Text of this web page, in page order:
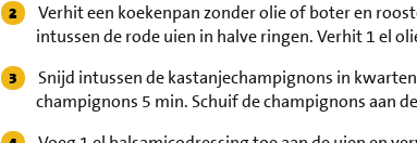
Verhit een koekenpan zonder olie of boter en
intussen de rode uien in halve ringen. Verhit 1 el
Snijd intussen de kastanjechampignons in
champignons 5 min. Schuif de champignons aan